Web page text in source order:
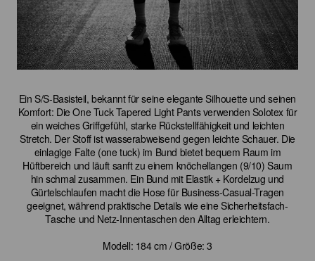
Ein S/S-Basisteil, bekannt für seine elegante Silhouette und seinen
Komfort: Die One Tuck Tapered Light Pants verwenden Solotex für
ein weiches Griffgefühl, starke Rückstellfähigkeit und leichten
Stretch. Der Stoff ist wasserabweisend gegen leichte Schauer. Die
einlagige Falte (one tuck) im Bund bietet bequem Raum im
Hüftbereich und läuft sanft zu einem knöchellangen (9/10) Saum
hin schmal zusammen. Ein Bund mit Elastik + Kordelzug und
Gürtelschlaufen macht die Hose für Business-Casual-Tragen
geeignet, während praktische Details wie eine Sicherheitsfach-
Tasche und Netz-Innentaschen den Alltag erleichtern.
Modell: 184 cm / Größe: 3